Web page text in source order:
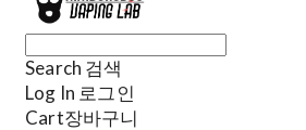
Search 검색
Log In 로그인
Cart장바구니